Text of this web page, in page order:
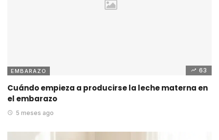
EMBARAZO 63
Cuándo empieza a producirse la leche materna en
el embarazo
5 meses ago